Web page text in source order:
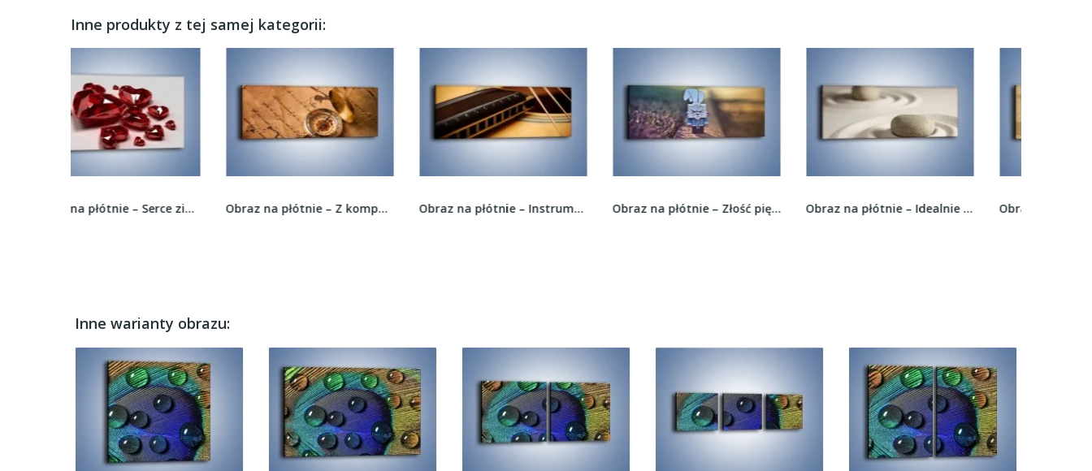
Inne produkty z tej samej kategorii:
Obraz na płótnie – Z kompasem przez świat –... Obraz na płótnie – Instrumenty z drewna –... Obraz na płótnie – Złość piękności szkodzi –... Obraz na płótnie – Idealnie owinięte –... Obraz na płótnie – Harmonia podzielona na pół –...
Inne warianty obrazu: